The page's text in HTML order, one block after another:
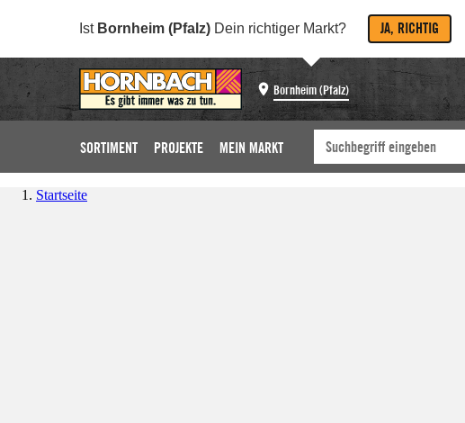
Ist Bornheim (Pfalz) Dein richtiger Markt? JA, RICHTIG
Bornheim (Pfalz)
SORTIMENT PROJEKTE MEIN MARKT
Startseite